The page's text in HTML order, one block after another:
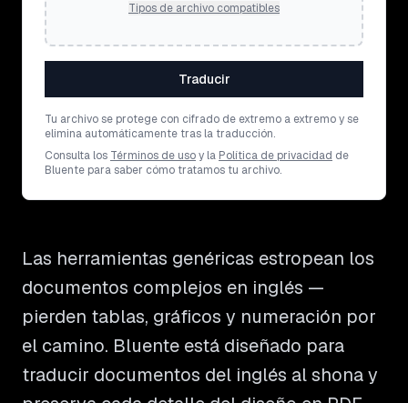
Tipos de archivo compatibles
Traducir
Tu archivo se protege con cifrado de extremo a extremo y se
elimina automáticamente tras la traducción.
Consulta los Términos de usoy la Política de privacidad de
Bluente para saber cómo tratamos tu archivo.
Las herramientas genéricas estropean los
documentos complejos en inglés —
pierden tablas, gráficos y numeración por
el camino. Bluente está diseñado para
traducir documentos del inglés al shona y